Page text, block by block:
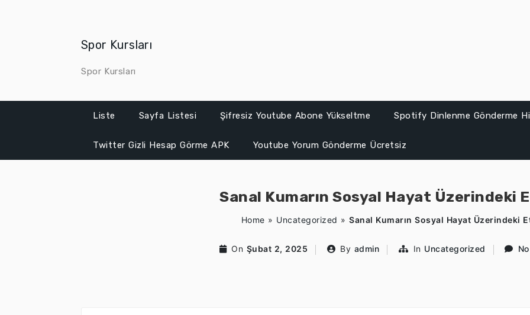
Spor Kursları
Spor Kursları
Liste Sayfa Listesi Şifresiz Youtube Abone Yükseltme Spotify Dinlenme Gönderme
Twitter Gizli Hesap Görme APK Youtube Yorum Gönderme Ücretsiz
Sanal Kumarın Sosyal Hayat Üzerindeki
Home » Uncategorized »Sanal Kumarın Sosyal Hayat Üzerindeki
On Şubat 2, 2025 By admin In Uncategorized